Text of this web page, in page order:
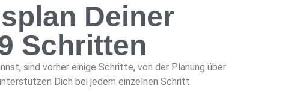
Deiner
Schritten
sind vorher einige Schritte, von der Planung über
Dich bei jedem einzelnen Schritt